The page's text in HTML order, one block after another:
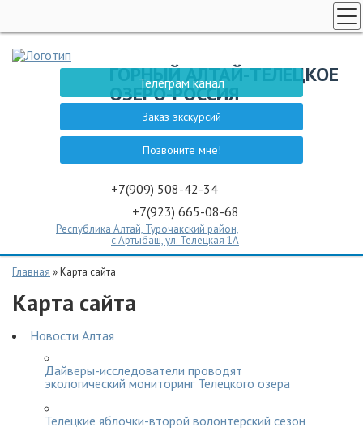
ГОРНЫЙ АЛТАЙ-ТЕЛЕЦКОЕ
ОЗЕРО-РОССИЯ
Телеграм канал
Заказ экскурсий
Позвоните мне!
+7(909) 508-42-34
+7(923) 665-08-68
Республика Алтай, Турочакский район,
с.Артыбаш, ул. Телецкая 1А
ЗАКАЗ ЭКСКУРСИИ
СПЕЦПРЕДЛОЖЕНИЯ
ГОСТЕВОЙ ДОМ НА АЛТАЕ
ТУРЫ НЕ АЛТАЙ
ТУРЫ НЕ АЛТАЙ
ЭКСКУРСИИ
Главная »Карта сайта
Карта сайта
Новости Алтая
Дайверы-исследователи проводят
экологический мониторинг Телецкого озера
Телецкие яблочки-второй волонтерский сезон